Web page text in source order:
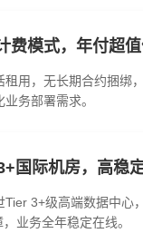
费模式，年付超
租用，无长期合约捆绑
务部署需求。
国际机房，高稳
Tier 3+级高端数据中心
业务全年稳定在线。